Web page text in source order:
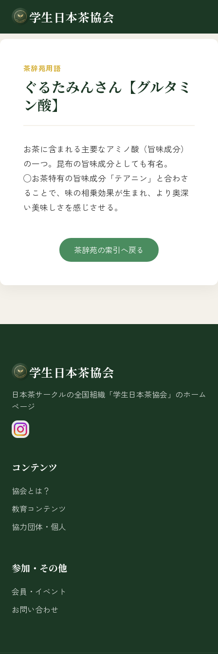
学生日本茶協会
茶辞苑用語
ぐるたみんさん【グルタミ
ン酸】
お茶に含まれる主要なアミノ酸（旨味成分）
の一つ。昆布の旨味成分としても有名。
◯お茶特有の旨味成分「テアニン」と合わさ
ることで、味の相乗効果が生まれ、より奥深
い美味しさを感じさせる。
茶辞苑の索引へ戻る
学生日本茶協会
日本茶サークルの全国組織「学生日本茶協会」のホーム
ページ
コンテンツ
協会とは？
教育コンテンツ
協力団体・個人
参加・その他
会員・イベント
お問い合わせ